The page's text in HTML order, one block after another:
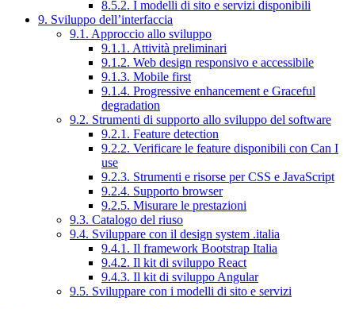
8.5.2. I modelli di sito e servizi disponibili
9. Sviluppo dell’interfaccia
9.1. Approccio allo sviluppo
9.1.1. Attività preliminari
9.1.2. Web design responsivo e accessibile
9.1.3. Mobile first
9.1.4. Progressive enhancement e Graceful
degradation
9.2. Strumenti di supporto allo sviluppo del software
9.2.1. Feature detection
9.2.2. Verificare le feature disponibili con Can I
use
9.2.3. Strumenti e risorse per CSS e JavaScript
9.2.4. Supporto browser
9.2.5. Misurare le prestazioni
9.3. Catalogo del riuso
9.4. Sviluppare con il design system .italia
9.4.1. Il framework Bootstrap Italia
9.4.2. Il kit di sviluppo React
9.4.3. Il kit di sviluppo Angular
9.5. Sviluppare con i modelli di sito e servizi